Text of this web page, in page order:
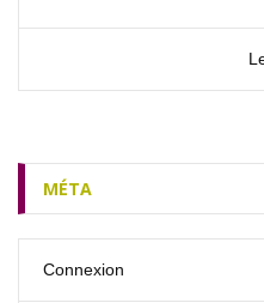
MÉTA
Connexion